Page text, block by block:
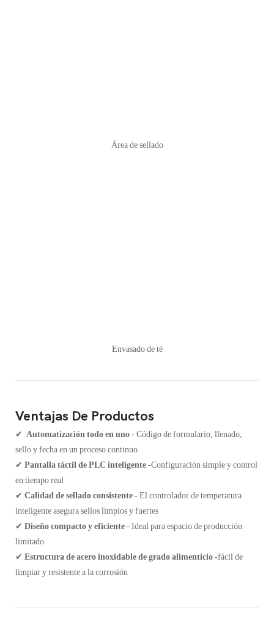
Área de sellado
Envasado de té
Ventajas De Productos
✔ Automatización todo en uno- Código de formulario, llenado,
sello y fecha en un proceso continuo
✔ Pantalla táctil de PLC inteligente-Configuración simple y control
en tiempo real
✔ Calidad de sellado consistente- El controlador de temperatura
inteligente asegura sellos limpios y fuertes
✔ Diseño compacto y eficiente- Ideal para espacio de producción
limitado
✔ Estructura de acero inoxidable de grado alimenticio-fácil de
limpiar y resistente a la corrosión